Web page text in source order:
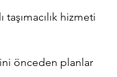
hizmeti
önceden planlar